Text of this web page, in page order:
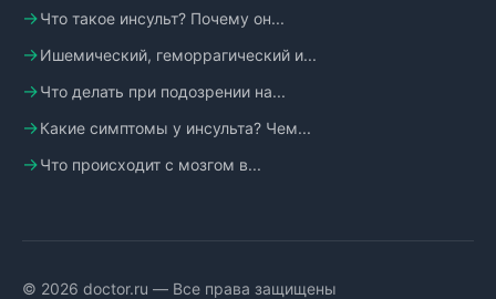
Что такое инсульт? Почему он...
Ишемический, геморрагический и...
Что делать при подозрении на...
Какие симптомы у инсульта? Чем...
Что происходит с мозгом в...
© 2026 doctor.ru — Все права защищены